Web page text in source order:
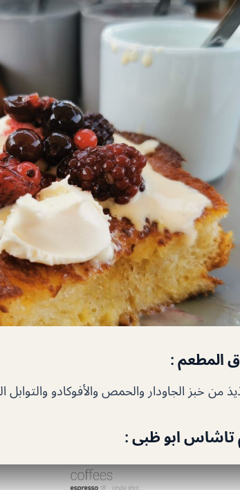
المطعم :
من خبز الجاودار والحمص والأفوكادو والتوابل
تاشاس ابو ظبى :